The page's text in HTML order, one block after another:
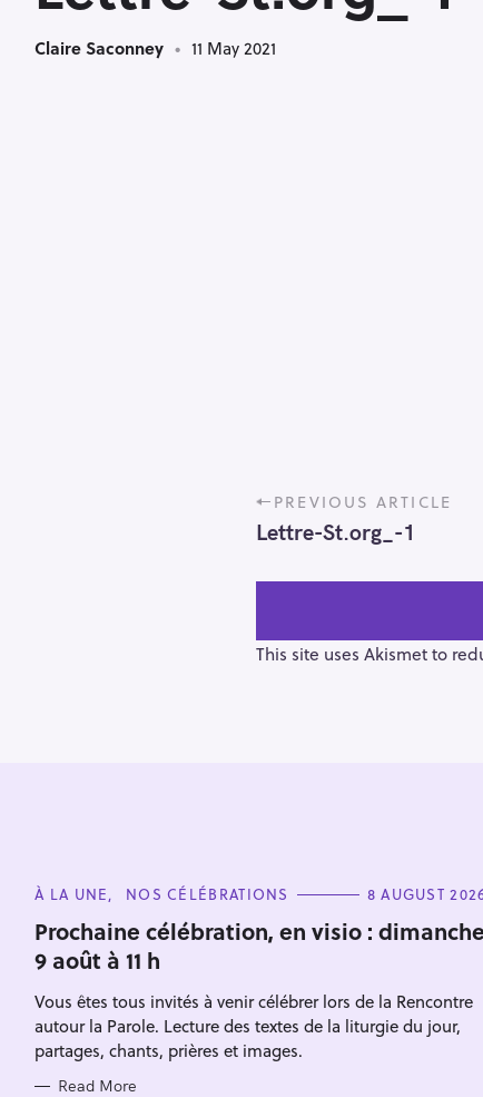
Claire Saconney 11 May 2021
P
o
s
t
v
PREVIOUS ARTICLE
Lettre-St.org_-1
This site uses Akismet to
C
T
E
G
O
I
S
À LA UNE NOS CÉLÉBRATIONS 8 AUGUST
Prochaine célébration, en visio : dimanche
9 août à 11 h
Vous êtes tous invités à venir célébrer lors de la Rencontre
autour la Parole. Lecture des textes de la liturgie du jour,
partages, chants, prières et images.
Read More
a
r
h
f
o